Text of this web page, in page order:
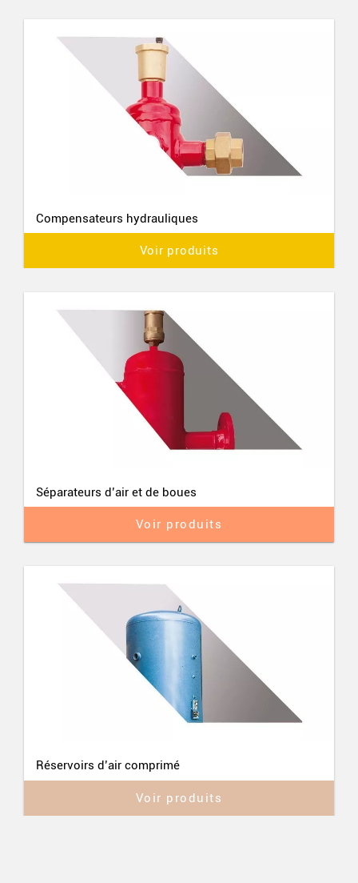
Compensateurs hydrauliques
Voir produits
Séparateurs d’air et de boues
Voir produits
Réservoirs d’air comprimé
Voir produits